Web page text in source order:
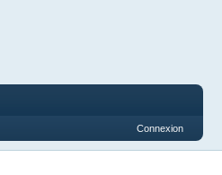
Connexion